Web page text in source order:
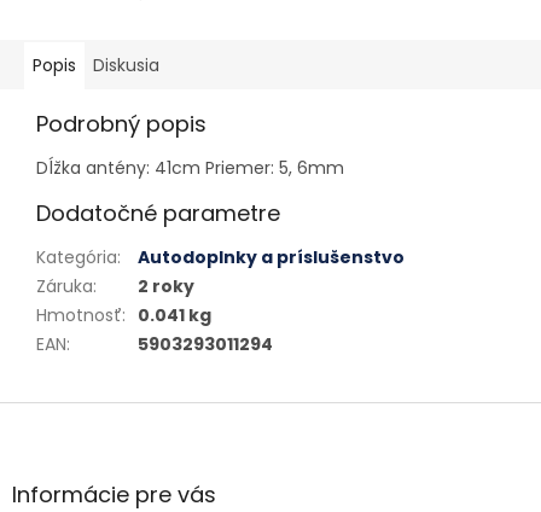
Popis Diskusia
Podrobný popis
Dĺžka antény: 41cm Priemer: 5, 6mm
Dodatočné parametre
Kategória:
Autodoplnky a príslušenstvo
Záruka:
2 roky
Hmotnosť: 0.041 kg
EAN: 5903293011294
Zápätie
Informácie pre vás